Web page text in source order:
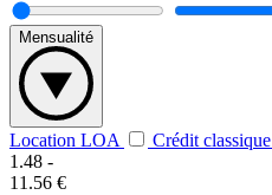
Mensualité
Location LOA
Crédit classique
1.48 -
11.56 €